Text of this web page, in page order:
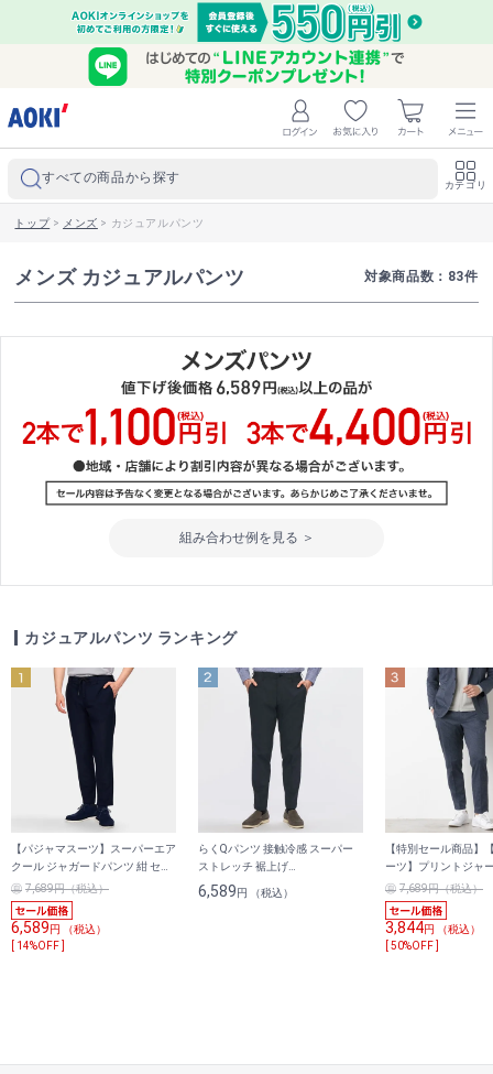
すべての商品から探す カテゴリ
トップ> メンズ > カジュアルパンツ
メンズ カジュアルパンツ 対象商品数： 83件
組み合わせ例を見る ＞
カジュアルパンツ ランキング
【パジャマスーツ】スーパーエア
クール ジャガードパンツ 紺 セッ
トアップ着用可 裾上げ済
7,689円（税込）
6,589円 （税込）
[ 14%OFF ]
らくQパンツ 接触冷感 スーパー
ストレッチ 裾上げ
済
6,589円 （税込）
【特別セール商品】
ーツ】プリントジャ
紺 セットアップ着用
7,689円（税込）
3,844円 （税込）
[ 50%OFF ]